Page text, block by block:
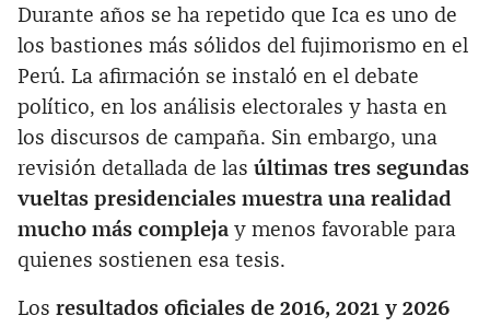
Durante años se ha repetido que Ica es uno de
los bastiones más sólidos del fujimorismo en el
Perú. La afirmación se instaló en el debate
político, en los análisis electorales y hasta en
los discursos de campaña. Sin embargo, una
revisión detallada de las últimas tres segundas
vueltas presidenciales muestra una realidad
mucho más compleja y menos favorable para
quienes sostienen esa tesis.
Los resultados oficiales de 2016, 2021 y 2026